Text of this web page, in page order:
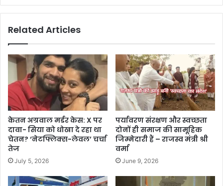
Related Articles
केतन अग्रवाल मर्डर केस: X पर
दावा- सिया को धोखा दे रहा था
चेतन? ‘नेटफ्लिक्स-लेवल’ चर्चा
तेज
July 5, 2026
पर्यावरण संरक्षण और स्वच्छता
दोनों ही समाज की सामूहिक
जिम्मेदारी हैं – राजस्व मंत्री श्री
वर्मा
June 9, 2026